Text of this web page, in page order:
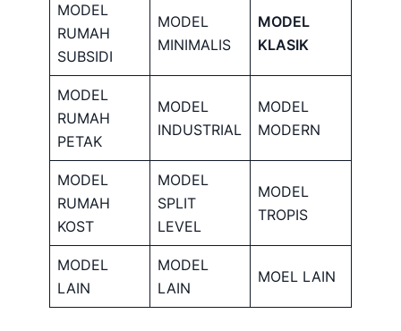
MODEL
RUMAH
SUBSIDI
MODEL
MINIMALIS
MODEL
KLASIK
MODEL
RUMAH
PETAK
MODEL
INDUSTRIAL
MODEL
MODERN
MODEL
RUMAH
KOST
MODEL
SPLIT
LEVEL
MODEL
TROPIS
MODEL
LAIN
MODEL
LAIN
MOEL LAIN